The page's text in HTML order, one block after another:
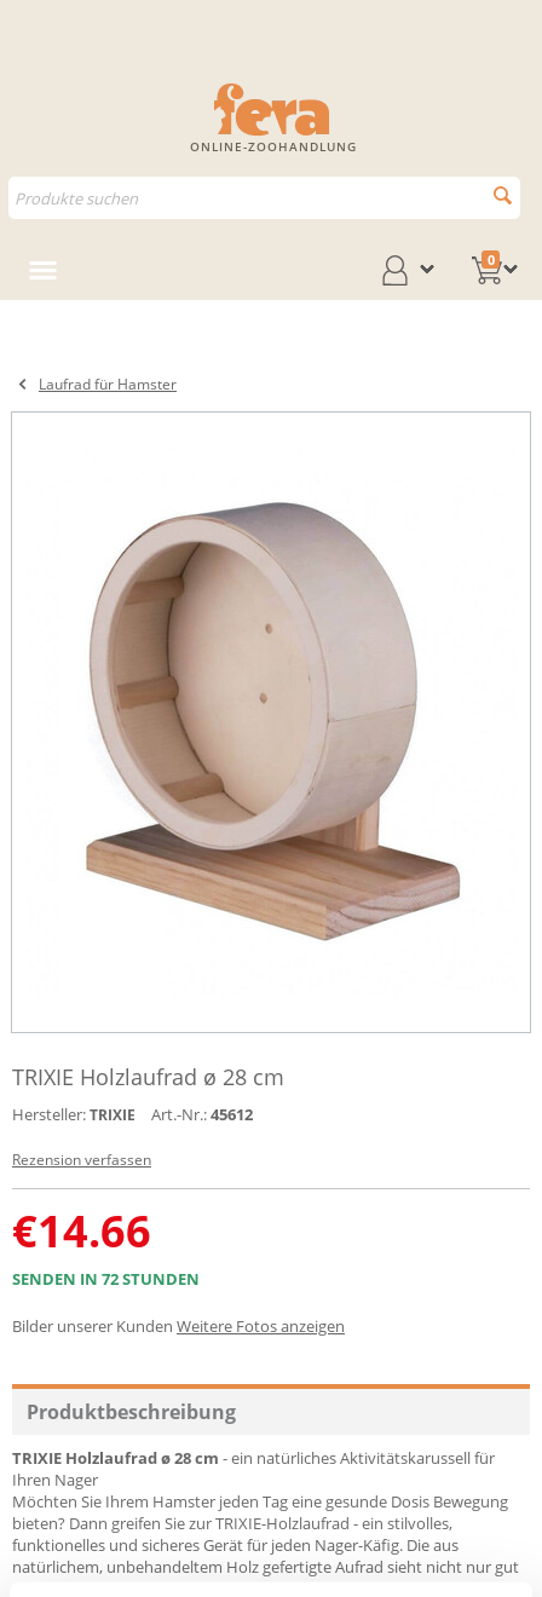
ONLINE-ZOOHANDLUNG
0
Laufrad für Hamster
TRIXIE Holzlaufrad ø 28 cm
Hersteller:TRIXIE Art.-Nr.:45612
Rezension verfassen
€14.66
SENDEN IN 72 STUNDEN
Bilder unserer Kunden Weitere Fotos anzeigen
Produktbeschreibung
TRIXIE Holzlaufrad ø 28 cm - ein natürliches Aktivitätskarussell für
Ihren Nager
Möchten Sie Ihrem Hamster jeden Tag eine gesunde Dosis Bewegung
bieten? Dann greifen Sie zur TRIXIE-Holzlaufrad - ein stilvolles,
funktionelles und sicheres Gerät für jeden Nager-Käfig. Die aus
natürlichem, unbehandeltem Holz gefertigte Aufrad sieht nicht nur gut